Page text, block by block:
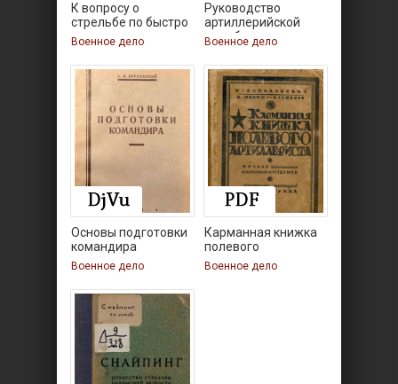
К вопросу о
стрельбе по быстро
Военное дело
Руководство
артиллерийской
службы.
Военное дело
Основы подготовки
командира
Военное дело
Карманная книжка
полевого
артиллериста
Военное дело